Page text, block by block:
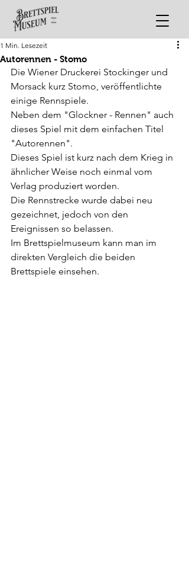
Autorennen - Stomo
1 Min. Lesezeit
Die Wiener Druckerei Stockinger und
Morsack kurz Stomo, veröffentlichte
einige Rennspiele.
Neben dem "Glockner - Rennen" auch
dieses Spiel mit dem einfachen Titel
"Autorennen".
Dieses Spiel ist kurz nach dem Krieg in
ähnlicher Weise noch einmal vom
Verlag produziert worden.
Die Rennstrecke wurde dabei neu
gezeichnet, jedoch von den
Ereignissen so belassen.
Im Brettspielmuseum kann man im
direkten Vergleich die beiden
Brettspiele einsehen.